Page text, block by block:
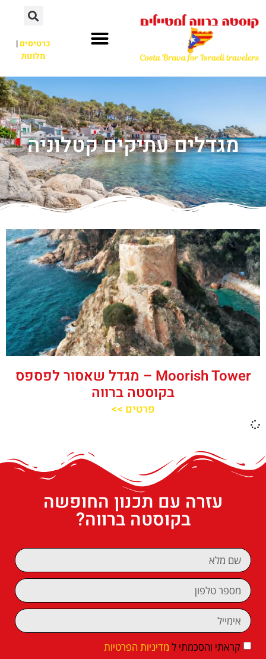
כרטיסים|
מלונות
מגדלים עתיקים קטלוניה
‪‪Moorish Tower‬‬ – מגדל שאסור לפספס
בקוסטה ברווה
פרטים >>
עזרה עם תכנון החופשה
בקוסטה ברווה?
קראתי והסכמתי ל מדיניות הפרטיות